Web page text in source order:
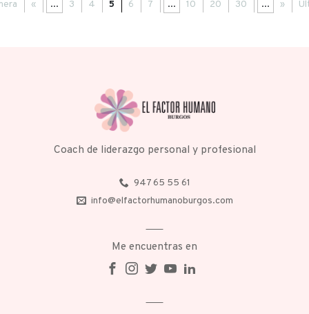
« ... 3 4 5 6 7 ... 10 20 30 ... »
Coach de liderazgo personal y profesional
947 65 55 61
info@elfactorhumanoburgos.com
Me encuentras en